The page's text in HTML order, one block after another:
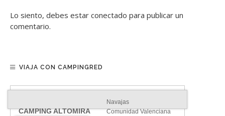
Lo siento, debes estar conectado para publicar un
comentario.
VIAJA CON CAMPINGRED
CAMPING ALTOMIRA
Navajas
Comunidad Valenciana